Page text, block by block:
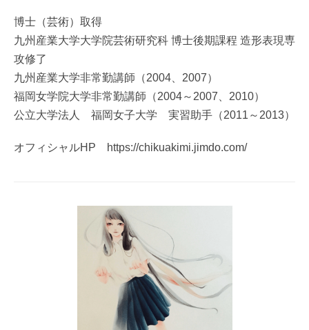
博士（芸術）取得
九州産業大学大学院芸術研究科 博士後期課程 造形表現専
攻修了
九州産業大学非常勤講師（2004、2007）
福岡女学院大学非常勤講師（2004～2007、2010）
公立大学法人 福岡女子大学 実習助手（2011～2013）
オフィシャルHP https://chikuakimi.jimdo.com/